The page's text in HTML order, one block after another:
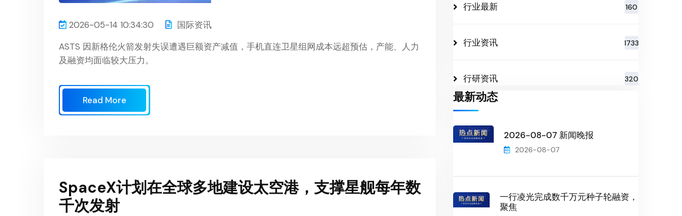
2026-05-14 10:34:30
国际资讯
ASTS 因新格伦火箭发射失误遭遇巨额资产减值，手机直连卫星组网成本远超预估，产能、人力
及融资均面临较大压力。
Read More
SpaceX计划在全球多地建设太空港，支撑星舰每年数
千次发射
行业最新 160
行业资讯 1733
行研资讯 320
最新动态
2026-08-07 新闻晚报
2026-08-07
一行凌光完成数千万元种子轮融资，
聚焦